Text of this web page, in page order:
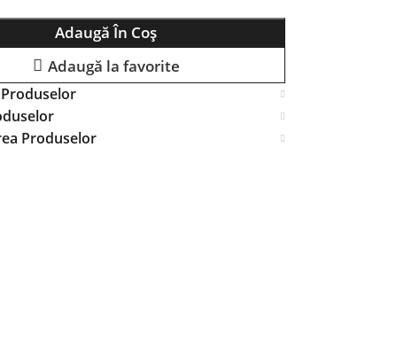
Adaugă În Coș
Adaugă la favorite
Produselor